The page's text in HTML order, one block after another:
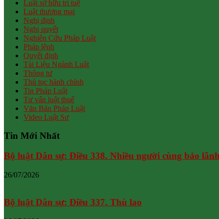
Luật sở hữu trí tuệ
Luật thương mại
Nghị định
Nghị quyết
Nghiên Cứu Pháp Luật
Pháp lệnh
Quyết định
Tài Liệu Ngành Luật
Thông tư
Thủ tục hành chính
Tin Pháp Luật
Tư vấn luật thuế
Văn Bản Pháp Luật
Video Luật Sư
Tin Mới Nhất
Bộ luật Dân sự: Điều 338. Nhiều người cùng bảo
26/07/2026
Bộ luật Dân sự: Điều 337. Thù lao